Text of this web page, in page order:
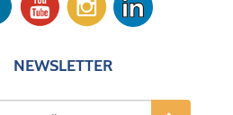
NEWSLETTER